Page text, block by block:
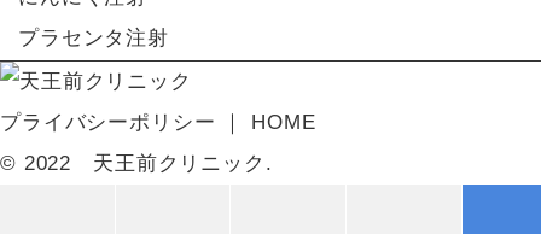
プラセンタ注射
プライバシーポリシー
HOME
© 2022 天王前クリニック.